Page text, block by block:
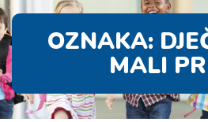
OZNAKA:
MALI